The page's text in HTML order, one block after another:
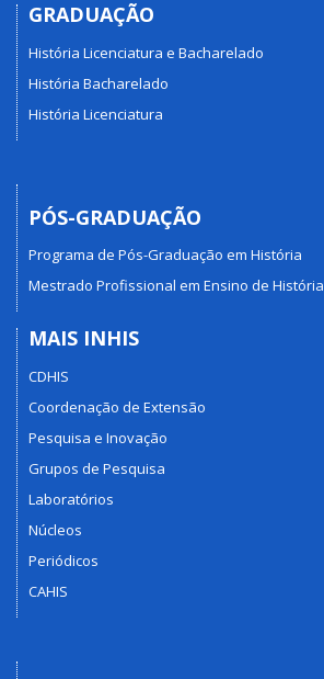
GRADUAÇÃO
História Licenciatura e Bacharelado
História Bacharelado
História Licenciatura
PÓS-GRADUAÇÃO
Programa de Pós-Graduação em História
Mestrado Profissional em Ensino de História
MAIS INHIS
CDHIS
Coordenação de Extensão
Pesquisa e Inovação
Grupos de Pesquisa
Laboratórios
Núcleos
Periódicos
CAHIS